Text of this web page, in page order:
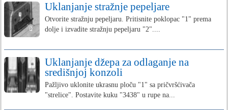
Uklanjanje stražnje pepeljare
Otvorite stražnju pepeljaru. Pritisnite poklopac "1" prema
dolje i izvadite stražnju pepeljaru "2"....
Uklanjanje džepa za odlaganje na
središnjoj konzoli
Pažljivo uklonite ukrasnu ploču "1" sa pričvršćivača
"strelice". Postavite kuku "3438" u rupe na...